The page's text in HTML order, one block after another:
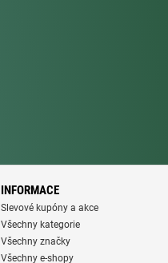
INFORMACE
Slevové kupóny a akce
Všechny kategorie
Všechny značky
Všechny e-shopy